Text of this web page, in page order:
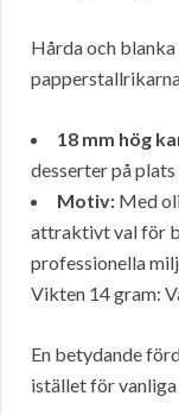
Hårda och
18 mm hög
desserter på
Motiv: Med
attraktivt val för
professionella
Vikten 14 gram:
En betydande
istället för